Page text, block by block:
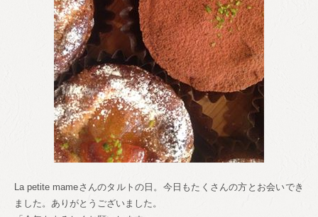
La petite mameさんのタルトの日。今日もたくさんの方とお会いでき
ました。ありがとうございました。